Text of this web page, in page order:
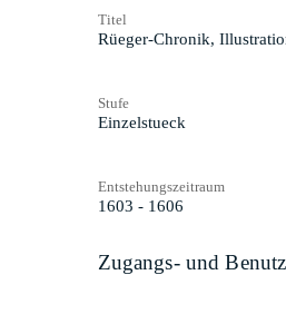
Titel
Rüeger-Chronik,
Stufe
Einzelstueck
Entstehungszeitraum
1603 - 1606
Zugangs- und